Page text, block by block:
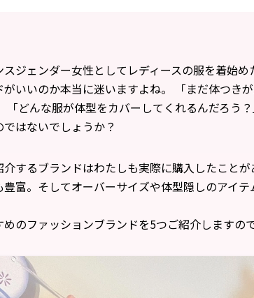
スジェンダー女性としてレディースの服を着始
がいいのか本当に迷いますよね。 「まだ体つき
どんな服が体型をカバーしてくれるんだろう
ではないでしょうか？
介するブランドはわたしも実際に購入したこと
豊富。そしてオーバーサイズや体型隠しのアイ
めのファッションブランドを5つご紹介しますの